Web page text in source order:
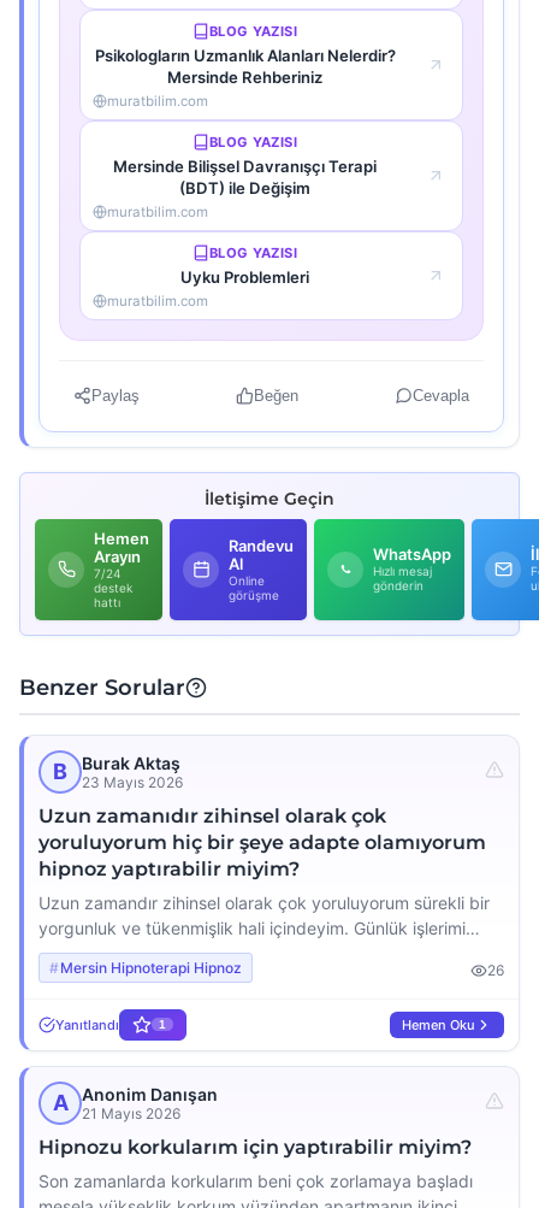
BLOG YAZISI
Psikologların Uzmanlık Alanları Nelerdir?
Mersinde Rehberiniz
muratbilim.com
BLOG YAZISI
Mersinde Bilişsel Davranışçı Terapi
(BDT) ile Değişim
muratbilim.com
BLOG YAZISI
Uyku Problemleri
muratbilim.com
Paylaş Beğen Cevapla
İletişime Geçin
Hemen
Arayın
7/24
destek
hattı
Randevu
Al
Online
görüşme
WhatsApp
Hızlı mesaj
gönderin
Benzer Sorular
B Burak Aktaş
23 Mayıs 2026
Uzun zamanıdır zihinsel olarak çok
yoruluyorum hiç bir şeye adapte olamıyorum
hipnoz yaptırabilir miyim?
Uzun zamandır zihinsel olarak çok yoruluyorum sürekli bir
yorgunluk ve tükenmişlik hali içindeyim. Günlük işlerimi
yapmakta bile zorlanıyorum odaklanmakta güçlük
çekiyorum. Bu durumdan kurtulmak için hipnozun işe
terapi yöntemlerini mi denemeliyim tavsiyeniz nedir?
Mersin Hipnoterapi Hipnoz 26
Yanıtlandı 1 Hemen Oku
A Anonim Danışan
21 Mayıs 2026
Hipnozu korkularım için yaptırabilir miyim?
Son zamanlarda korkularım beni çok zorlamaya başladı